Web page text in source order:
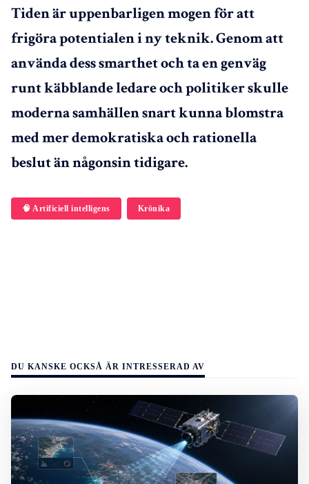
Tiden är uppenbarligen mogen för att
frigöra potentialen i ny teknik. Genom att
användadesssmarthet ochta engenväg
runtkäbblandeledare och politiker skulle
moderna samhällen snart kunna blomstra
med mer demokratiska och rationella
beslut än någonsin tidigare.
🧠 Artificiell intelligens Krönika
DU KANSKE OCKSÅ ÄR INTRESSERAD AV